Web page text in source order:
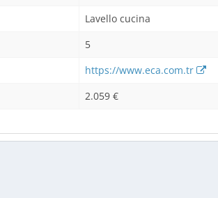
Lavello cucina
5
https://www.eca.com.tr
2.059 €